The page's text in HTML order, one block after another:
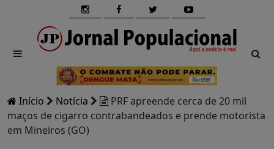
Início Notícia
PRF apreende cerca de 20 mil
maços de cigarro contrabandeados e prende motorista
em Mineiros (GO)